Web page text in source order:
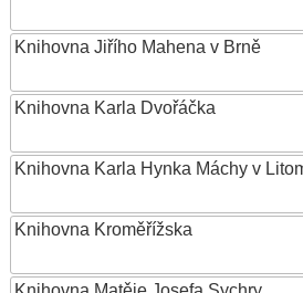
Knihovna Jiřího Mahena v Brně
Knihovna Karla Dvořáčka
Knihovna Karla Hynka Máchy v
Knihovna Kroměřížska